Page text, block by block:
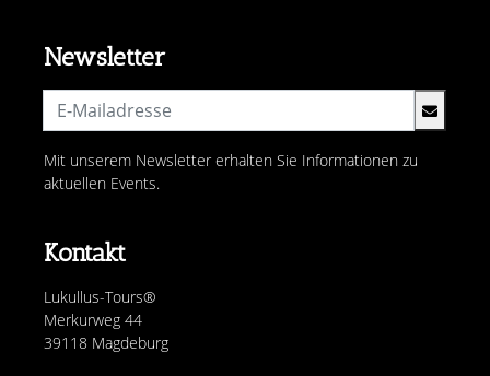
Kontakt
Lukullus-Tours®
Merkurweg 44
39118 Magdeburg
Newsletter
Mit unserem Newsletter erhalten Sie Informationen zu
aktuellen Events.